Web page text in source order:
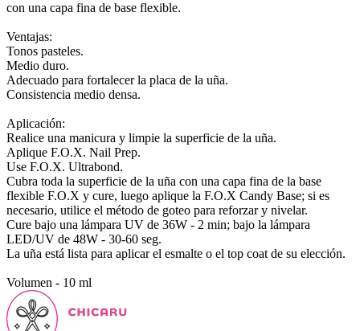
con una capa fina de base flexible.
Ventajas:
Tonos pasteles.
Medio duro.
Adecuado para fortalecer la placa de la uña.
Consistencia medio densa.
Aplicación:
Realice una manicura y limpie la superficie de la uña.
Aplique F.O.X. Nail Prep.
Use F.O.X. Ultrabond.
Cubra toda la superficie de la uña con una capa fina de la base
flexible F.O.X y cure, luego aplique la F.O.X Candy Base; si es
necesario, utilice el método de goteo para reforzar y nivelar.
Cure bajo una lámpara UV de 36W - 2 min; bajo la lámpara
LED/UV de 48W - 30-60 seg.
La uña está lista para aplicar el esmalte o el top coat de su elección.
Volumen - 10 ml